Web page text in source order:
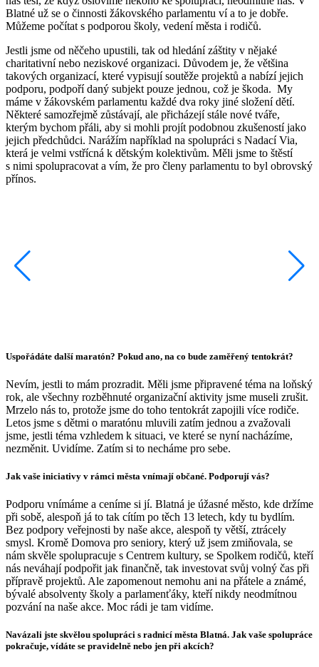
Blatné už se o činnosti žákovského parlamentu ví a to je dobře.
Můžeme počítat s podporou školy, vedení města i rodičů.
Jestli jsme od něčeho upustili, tak od hledání záštity v nějaké
charitativní nebo neziskové organizaci. Důvodem je, že většina
takových organizací, které vypisují soutěže projektů a nabízí jejich
podporu, podpoří daný subjekt pouze jednou, což je škoda. My
máme v žákovském parlamentu každé dva roky jiné složení dětí.
Některé samozřejmě zůstávají, ale přicházejí stále nové tváře,
kterým bychom přáli, aby si mohli projít podobnou zkušeností jako
jejich předchůdci. Narážím například na spolupráci s Nadací Via,
která je velmi vstřícná k dětským kolektivům. Měli jsme to štěstí
s nimi spolupracovat a vím, že pro členy parlamentu to byl obrovský
přínos.
Uspořádáte další maratón? Pokud ano, na co bude zaměřený tentokrát?
Nevím, jestli to mám prozradit. Měli jsme připravené téma na loňský
rok, ale všechny rozběhnuté organizační aktivity jsme museli zrušit.
Mrzelo nás to, protože jsme do toho tentokrát zapojili více rodiče.
Letos jsme s dětmi o maratónu mluvili zatím jednou a zvažovali
jsme, jestli téma vzhledem k situaci, ve které se nyní nacházíme,
nezměnit. Uvidíme. Zatím si to necháme pro sebe.
Jak vaše iniciativy v rámci města vnímají občané. Podporují vás?
Podporu vnímáme a ceníme si jí. Blatná je úžasné město, kde držíme
při sobě, alespoň já to tak cítím po těch 13 letech, kdy tu bydlím.
Bez podpory veřejnosti by naše akce, alespoň ty větší, ztrácely
smysl. Kromě Domova pro seniory, který už jsem zmiňovala, se
nám skvěle spolupracuje s Centrem kultury, se Spolkem rodičů, kteří
nás neváhají podpořit jak finančně, tak investovat svůj volný čas při
přípravě projektů. Ale zapomenout nemohu ani na přátele a známé,
bývalé absolventy školy a parlamenťáky, kteří nikdy neodmítnou
pozvání na naše akce. Moc rádi je tam vidíme.
Navázali jste skvělou spolupráci s radnicí města Blatná. Jak vaše spolupráce
pokračuje, vídáte se pravidelně nebo jen při akcích?